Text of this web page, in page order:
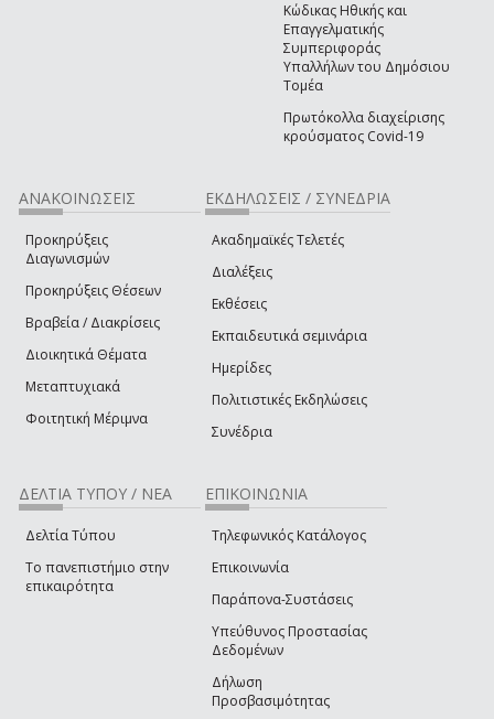
Κώδικας Ηθικής και
Επαγγελματικής
Συμπεριφοράς
Υπαλλήλων του Δημόσιου
Τομέα
Πρωτόκολλα διαχείρισης
κρούσματος Covid-19
ΑΝΑΚΟΙΝΩΣΕΙΣ
Προκηρύξεις
Διαγωνισμών
Προκηρύξεις Θέσεων
Βραβεία / Διακρίσεις
Διοικητικά Θέματα
Μεταπτυχιακά
Φοιτητική Μέριμνα
ΕΚΔΗΛΩΣΕΙΣ / ΣΥΝΕΔΡΙΑ
Ακαδημαϊκές Τελετές
Διαλέξεις
Εκθέσεις
Εκπαιδευτικά σεμινάρια
Ημερίδες
Πολιτιστικές Εκδηλώσεις
Συνέδρια
ΔΕΛΤΙΑ ΤΥΠΟΥ / ΝΕΑ
Δελτία Τύπου
Το πανεπιστήμιο στην
επικαιρότητα
ΕΠΙΚΟΙΝΩΝΙΑ
Τηλεφωνικός Κατάλογος
Επικοινωνία
Παράπονα-Συστάσεις
Υπεύθυνος Προστασίας
Δεδομένων
Δήλωση
Προσβασιμότητας